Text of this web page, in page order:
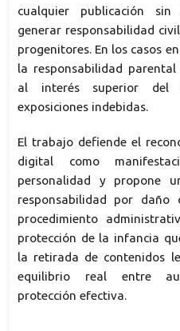
cualquier publicación
generar responsabilidad
progenitores. En los casos
la responsabilidad
al interés superior
exposiciones indebidas.
El trabajo defiende el
digital como
personalidad y propone
responsabilidad por daño
procedimiento
protección de la infancia
la retirada de contenidos
equilibrio real entre
protección efectiva.